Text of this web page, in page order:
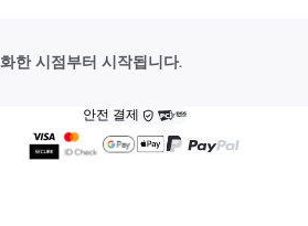
한 시점부터 시작됩니다.
안전 결제